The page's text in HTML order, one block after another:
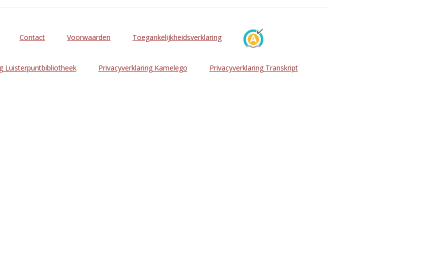
Contact Voorwaarden Toegankelijkheidsverklaring
Luisterpuntbibliotheek Privacyverklaring Kamelego Privacyverklaring Transkript